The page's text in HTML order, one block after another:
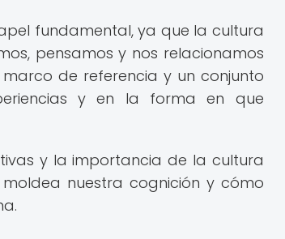
fundamental, ya que la cultura
pensamos y nos relacionamos
de referencia y un conjunto
y en la forma en que
y la importancia de la cultura
nuestra cognición y cómo